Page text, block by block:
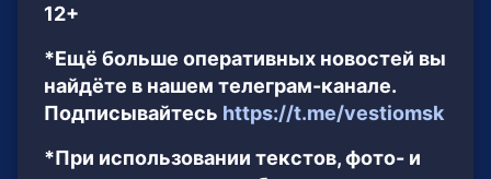
12+
*Ещё больше оперативных новостей вы
найдёте в нашем телеграм-канале.
Подписывайтесь https://t.me/vestiomsk
*При использовании текстов, фото- и